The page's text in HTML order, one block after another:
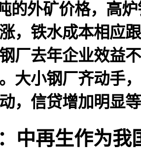
的外矿价格，高
，铁水成本相应
厂去年企业效益
大小钢厂齐动手
，信贷增加明显
中再生作为我